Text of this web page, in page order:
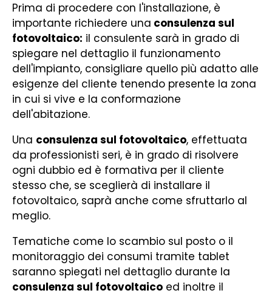
Prima di procedere con l'installazione, è
importante richiedere una consulenza sul
fotovoltaico: il consulente sarà in grado di
spiegare nel dettaglio il funzionamento
dell'impianto, consigliare quello più adatto alle
esigenze del cliente tenendo presente la zona
in cui si vive e la conformazione
dell'abitazione.
Una consulenza sul fotovoltaico, effettuata
da professionisti seri, è in grado di risolvere
ogni dubbio ed è formativa per il cliente
stesso che, se sceglierà di installare il
fotovoltaico, saprà anche come sfruttarlo al
meglio.
Tematiche come lo scambio sul posto o il
monitoraggio dei consumi tramite tablet
saranno spiegati nel dettaglio durante la
consulenza sul fotovoltaico ed inoltre il